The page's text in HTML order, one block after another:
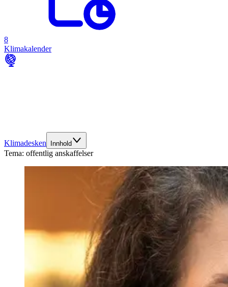
8
Klimakalender
Klimadesken Innhold
Tema: offentlig anskaffelser